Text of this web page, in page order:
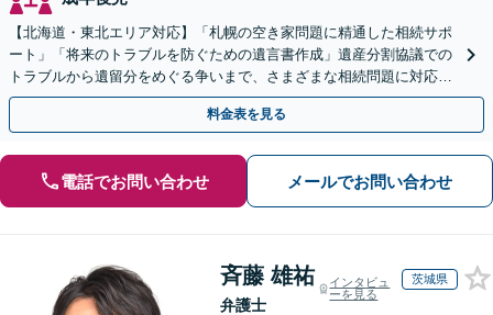
【北海道・東北エリア対応】「札幌の空き家問題に精通した相続サポ
ート」「将来のトラブルを防ぐための遺言書作成」遺産分割協議での
トラブルから遺留分をめぐる争いまで、さまざまな相続問題に対応し
ています「アクセス良好・WEB面談対応で安心の相談」
料金表を見る
電話でお問い合わせ メールでお問い合わせ
斉藤 雄祐
弁護士
インタビュ
ーを見る
茨城県